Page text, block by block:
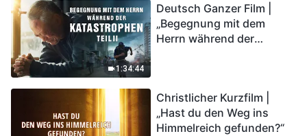
1:34:44
Deutsch Ganzer Film |
„Begegnung mit dem
Herrn während der
in das Königreich Gottes
eintreten?
Christlicher Kurzfilm |
„Hast du den Weg ins
Himmelreich gefunden?“